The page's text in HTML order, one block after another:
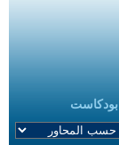
بودكاست